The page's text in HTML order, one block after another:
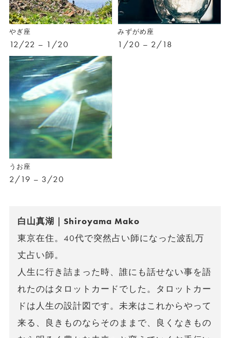
やぎ座
12/22 – 1/20
みずがめ座
1/20 – 2/18
うお座
2/19 – 3/20
白山真湖｜Shiroyama Mako
東京在住。40代で突然占い師になった波乱万
丈占い師。
人生に行き詰まった時、誰にも話せない事を語
れたのはタロットカードでした。タロットカー
ドは人生の設計図です。未来はこれからやって
来る、良きものならそのままで、良くなきもの